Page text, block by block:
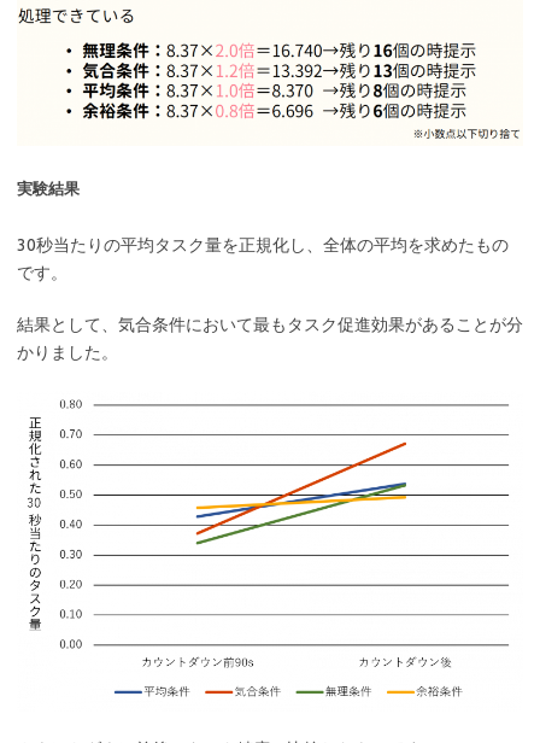
実験結果
30秒当たりの平均タスク量を正規化し、全体の平均を求めたもの
です。
結果として、気合条件において最もタスク促進効果があることが分
かりました。